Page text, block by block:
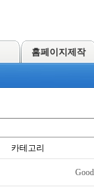
홈페이지제작
카테고리